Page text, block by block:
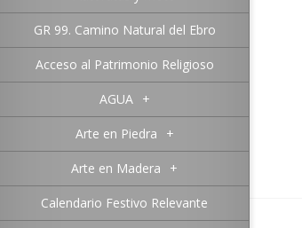
GR 99. Camino Natural del Ebro
Acceso al Patrimonio Religioso
AGUA +
Arte en Piedra +
Arte en Madera +
Calendario Festivo Relevante